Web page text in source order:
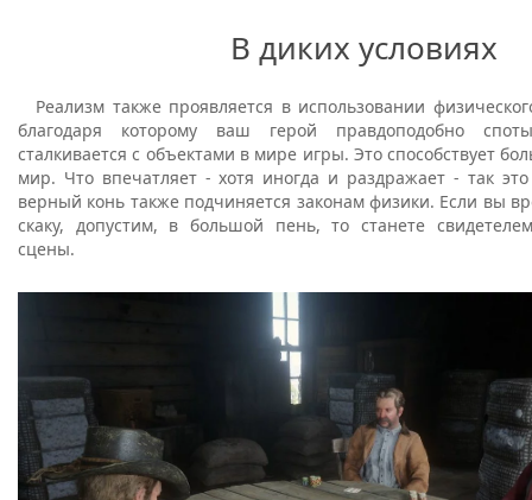
В диких условиях
Реализм также проявляется в использовании
благодаря которому ваш герой правдоподобно
сталкивается с объектами в мире игры. Это способствует
мир. Что впечатляет - хотя иногда и раздражает - так
верный конь также подчиняется законам физики. Если вы
скаку, допустим, в большой пень, то станете
сцены.